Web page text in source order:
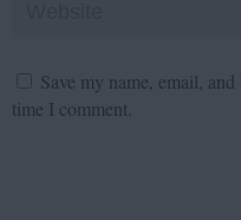
Save my name, email,
time I comment.